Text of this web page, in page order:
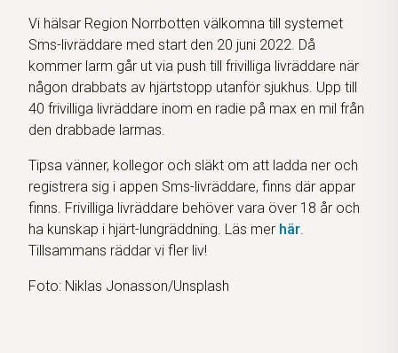
Vi hälsar Region Norrbotten välkomna till systemet
Sms-livräddare med start den 20 juni 2022. Då
kommer larm går ut via push till frivilliga livräddare när
någon drabbats av hjärtstopp utanför sjukhus. Upp till
40 frivilliga livräddare inom en radie på max en mil från
den drabbade larmas.
Tipsa vänner, kollegor och släkt om att ladda ner och
registrera sig i appen Sms-livräddare, finns där appar
finns. Frivilliga livräddare behöver vara över 18 år och
ha kunskap i hjärt-lungräddning. Läs mer här
Tillsammans räddar vi fler liv!
Foto: Niklas Jonasson/Unsplash